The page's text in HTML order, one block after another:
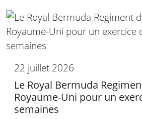
22 juillet 2026
Le Royal Bermuda
Royaume-Uni pour un
semaines